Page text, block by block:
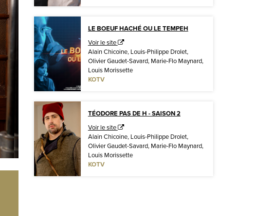
LE BOEUF HACHÉ OU LE TEMPEH
Voir le site
Alain Chicoine, Louis-Philippe Drolet,
Olivier Gaudet-Savard, Marie-Flo Maynard,
Louis Morissette
KOTV
TÉODORE PAS DE H - SAISON 2
Voir le site
Alain Chicoine, Louis-Philippe Drolet,
Olivier Gaudet-Savard, Marie-Flo Maynard,
Louis Morissette
KOTV